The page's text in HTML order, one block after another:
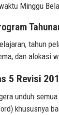
Minggu
tahun
dan alokasi
5 Revisi
unduh
khususnya